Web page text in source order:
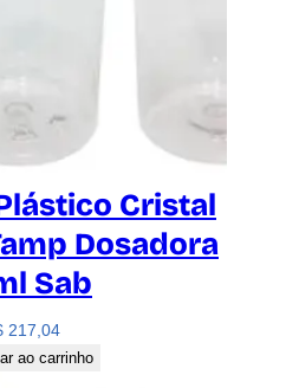
Cristal
Dosadora
Sab
217,04
ao carrinho